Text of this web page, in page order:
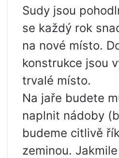
Sudy jsou
se každý rok
na nové místo.
konstrukce jsou
trvalé místo.
Na jaře budete
naplnit nádoby
budeme citlivě
zeminou.